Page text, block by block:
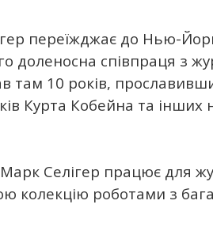
переїжджає до Нью-
доленосна співпраця з
там 10 років,
Курта Кобейна та
Селігер працює для
колекцію роботами з